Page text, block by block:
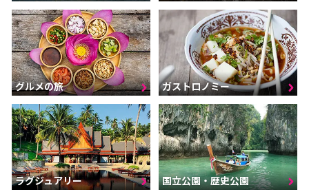
グルメの旅 ガストロノミー
ラグジュアリー 国立公園・歴史公園